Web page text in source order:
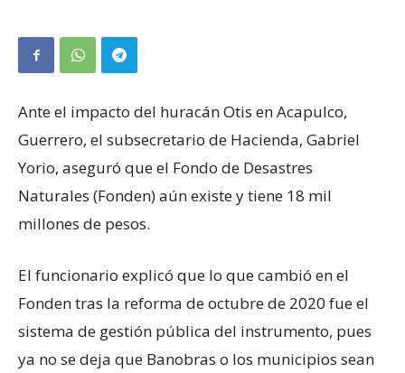
Ante el impacto del huracán Otis en Acapulco,
Guerrero, el subsecretario de Hacienda, Gabriel
Yorio, aseguró que el Fondo de Desastres
Naturales (Fonden) aún existe y tiene 18 mil
millones de pesos.
El funcionario explicó que lo que cambió en el
Fonden tras la reforma de octubre de 2020 fue el
sistema de gestión pública del instrumento, pues
ya no se deja que Banobras o los municipios sean